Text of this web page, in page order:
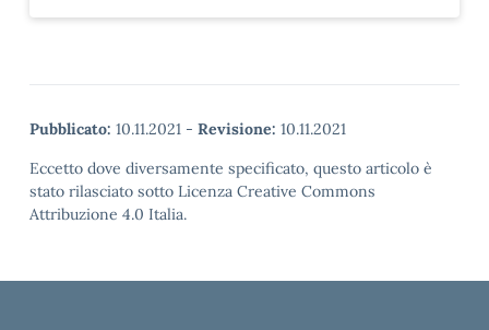
Pubblicato: 10.11.2021 - Revisione: 10.11.2021
Eccetto dove diversamente specificato, questo articolo è
stato rilasciato sotto Licenza Creative Commons
Attribuzione 4.0 Italia.